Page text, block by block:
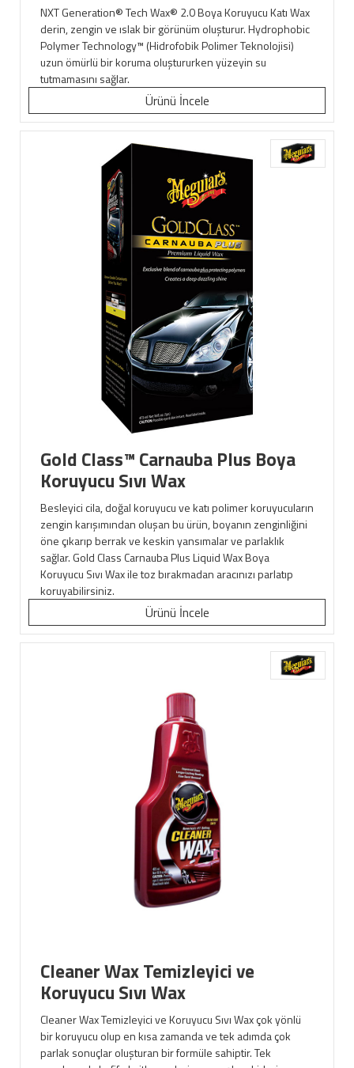
NXT Generation® Tech Wax® 2.0 Boya Koruyucu Katı Wax
derin, zengin ve ıslak bir görünüm oluşturur. Hydrophobic
Polymer Technology™ (Hidrofobik Polimer Teknolojisi)
uzun ömürlü bir koruma oluştururken yüzeyin su
tutmamasını sağlar.
Ürünü İncele
Gold Class™ Carnauba Plus Boya
Koruyucu Sıvı Wax
Besleyici cila, doğal koruyucu ve katı polimer koruyucuların
zengin karışımından oluşan bu ürün, boyanın zenginliğini
öne çıkarıp berrak ve keskin yansımalar ve parlaklık
sağlar. Gold Class Carnauba Plus Liquid Wax Boya
Koruyucu Sıvı Wax ile toz bırakmadan aracınızı parlatıp
koruyabilirsiniz.
Ürünü İncele
Cleaner Wax Temizleyici ve
Koruyucu Sıvı Wax
Cleaner Wax Temizleyici ve Koruyucu Sıvı Wax çok yönlü
bir koruyucu olup en kısa zamanda ve tek adımda çok
parlak sonuçlar oluşturan bir formüle sahiptir. Tek